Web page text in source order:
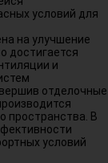
условий для
на улучшение
достигается
и
отделочные
пространства. В
условий